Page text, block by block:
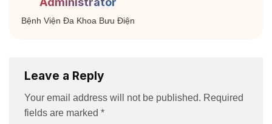
Bệnh Viện Đa Khoa Bưu Điện
Leave a Reply
Your email address will not be published. Required
fields are marked *